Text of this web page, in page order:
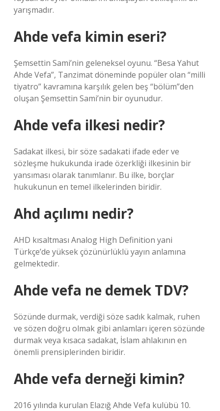
yarışmadır.
Ahde vefa kimin eseri?
Şemsettin Sami’nin geleneksel oyunu. “Besa Yahut
Ahde Vefa”, Tanzimat döneminde popüler olan “milli
tiyatro” kavramına karşılık gelen beş “bölüm”den
oluşan Şemsettin Sami’nin bir oyunudur.
Ahde vefa ilkesi nedir?
Sadakat ilkesi, bir söze sadakati ifade eder ve
sözleşme hukukunda irade özerkliği ilkesinin bir
yansıması olarak tanımlanır. Bu ilke, borçlar
hukukunun en temel ilkelerinden biridir.
Ahd açılımı nedir?
AHD kısaltması Analog High Definition yani
Türkçe’de yüksek çözünürlüklü yayın anlamına
gelmektedir.
Ahde vefa ne demek TDV?
Sözünde durmak, verdiği söze sadık kalmak, ruhen
ve sözen doğru olmak gibi anlamları içeren sözünde
durmak veya kısaca sadakat, İslam ahlakının en
önemli prensiplerinden biridir.
Ahde vefa derneği kimin?
2016 yılında kurulan Elazığ Ahde Vefa kulübü 10.